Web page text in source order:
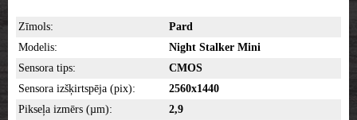
Zīmols:
Pard
Modelis:
Night Stalker Mini
Sensora tips:
CMOS
Sensora izšķirtspēja (pix):
2560x1440
Pikseļa izmērs (µm):
2,9